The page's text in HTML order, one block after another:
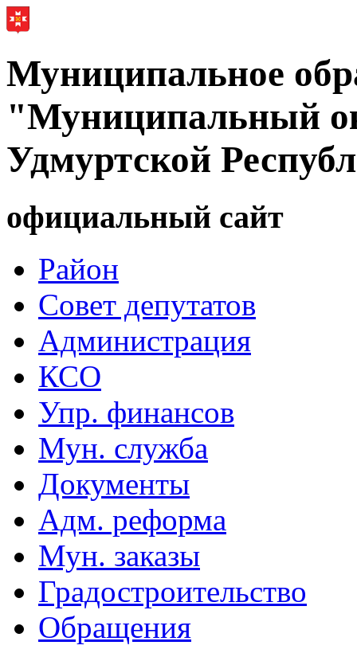
Муниципальное
"Муниципальный
Удмуртской
официальный сайт
Район
Совет депутатов
Администрация
КСО
Упр. финансов
Мун. служба
Документы
Адм. реформа
Мун. заказы
Градостроительство
Обращения